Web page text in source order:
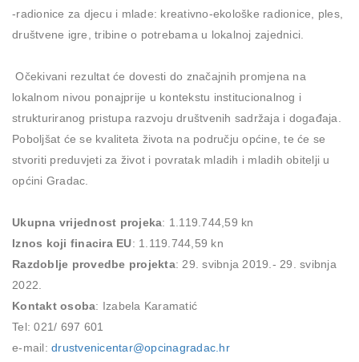
-radionice za djecu i mlade: kreativno-ekološke radionice, ples,
društvene igre, tribine o potrebama u lokalnoj zajednici.
Očekivani rezultat će dovesti do značajnih promjena na
lokalnom nivou ponajprije u kontekstu institucionalnog i
strukturiranog pristupa razvoju društvenih sadržaja i događaja.
Poboljšat će se kvaliteta života na području općine, te će se
stvoriti preduvjeti za život i povratak mladih i mladih obitelji u
općini Gradac.
Ukupna vrijednost projeka: 1.119.744,59 kn
Iznos koji finacira EU: 1.119.744,59 kn
Razdoblje provedbe projekta: 29. svibnja 2019.- 29. svibnja
2022.
Kontakt osoba: Izabela Karamatić
Tel: 021/ 697 601
e-mail: drustvenicentar@opcinagradac.hr